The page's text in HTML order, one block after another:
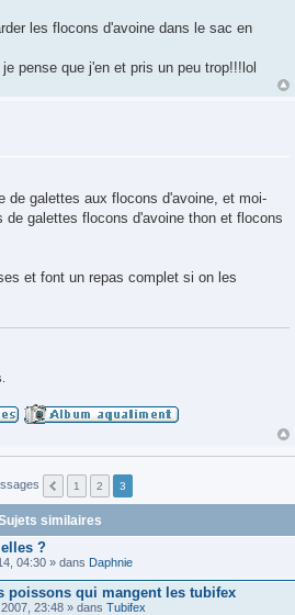
les flocons d'avoine dans le sac en
pense que j'en et pris un peu trop!!!lol
de galettes aux flocons d'avoine, et moi-
galettes flocons d'avoine thon et flocons
et font un repas complet si on les
1 2 3
similaires
?
04:30 » dans Daphnie
poissons qui mangent les tubifex
23:48 » dans Tubifex